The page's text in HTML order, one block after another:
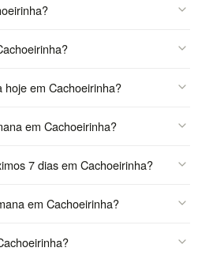
hoje em Cachoeirinha?
em Cachoeirinha?
7 dias em Cachoeirinha?
em Cachoeirinha?